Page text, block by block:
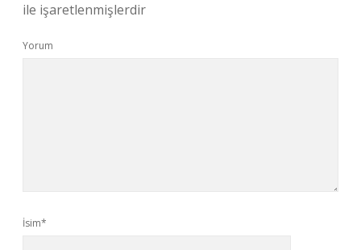
ile işaretlenmişlerdir
Yorum
İsim*